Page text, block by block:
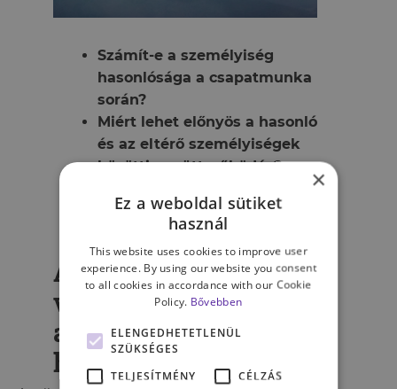
Számít-e a személyiség
hasonlósága a csapatmunka
során?
Miért lehet előnyös a hasonló
és az eltérő személyiségek
közötti együttműködés?
Mi teheti könnyebbé a közös
munkát?
Az „ellentétek
vonzzák egymást”,
avagy „hasonló a
hasonlónak örül”?
×
Ez a weboldal sütiket
használ
This website uses cookies to improve user
experience. By using our website you consent
to all cookies in accordance with our Cookie
Policy. Bővebben
ELENGEDHETETLENÜL
SZÜKSÉGES
TELJESÍTMÉNY
CÉLZÁS